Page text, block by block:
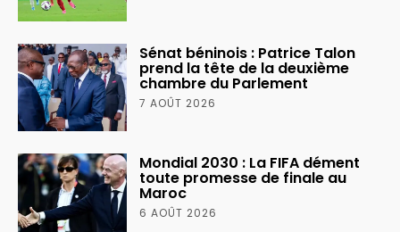
Sénat béninois : Patrice Talon
prend la tête de la deuxième
chambre du Parlement
7 AOÛT 2026
Mondial 2030 : La FIFA dément
toute promesse de finale au
Maroc
6 AOÛT 2026